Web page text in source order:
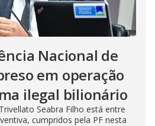
Nacional de
em operação
ilegal bilionário
Seabra Filho está entre
cumpridos pela PF nesta